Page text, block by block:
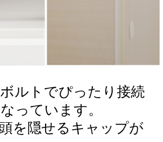
ルトでぴったり接続
っています。
を隠せるキャップが